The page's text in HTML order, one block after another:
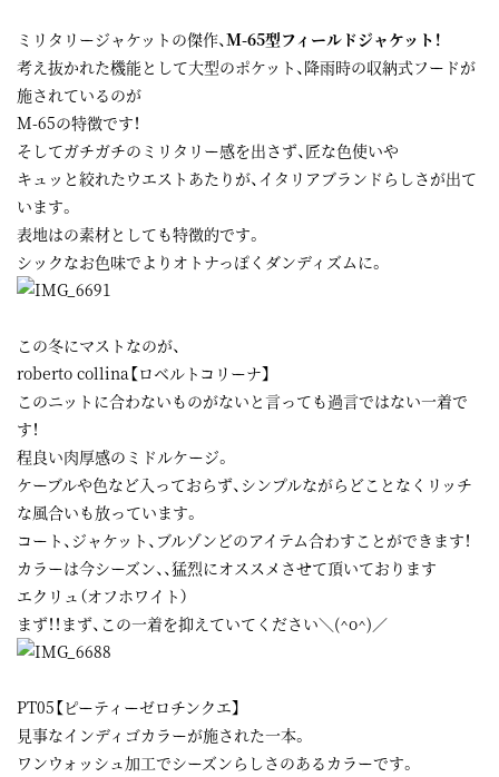
ミリタリージャケットの傑作、M-65型フィールドジャケット！
考え抜かれた機能として大型のポケット、降雨時の収納式フードが
施されているのが
M-65の特徴です！
そしてガチガチのミリタリー感を出さず、匠な色使いや
キュッと絞れたウエストあたりが、イタリアブランドらしさが出て
います。
表地はの素材としても特徴的です。
シックなお色味でよりオトナっぽくダンディズムに。
この冬にマストなのが、
roberto collina【ロベルトコリーナ】
このニットに合わないものがないと言っても過言ではない一着で
す！
程良い肉厚感のミドルケージ。
ケーブルや色など入っておらず、シンプルながらどことなくリッチ
な風合いも放っています。
コート、ジャケット、ブルゾンどのアイテム合わすことができます！
カラーは今シーズン、、猛烈にオススメさせて頂いております
エクリュ（オフホワイト）
まず！！まず、この一着を抑えていてください＼(^o^)／
PT05【ピーティーゼロチンクエ】
見事なインディゴカラーが施された一本。
ワンウォッシュ加工でシーズンらしさのあるカラーです。